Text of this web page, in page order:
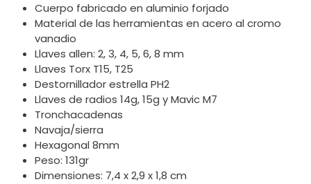
Cuerpo fabricado en aluminio forjado
Material de las herramientas en acero al cromo
vanadio
Llaves allen: 2, 3, 4, 5, 6, 8 mm
Llaves Torx T15, T25
Destornillador estrella PH2
Llaves de radios 14g, 15g y Mavic M7
Tronchacadenas
Navaja/sierra
Hexagonal 8mm
Peso: 131gr
Dimensiones: 7,4 x 2,9 x 1,8 cm